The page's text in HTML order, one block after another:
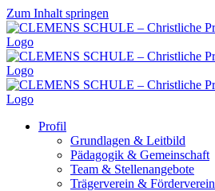
Zum Inhalt springen
Profil
Grundlagen & Leitbild
Pädagogik & Gemeinschaft
Team & Stellenangebote
Trägerverein & Förderverein